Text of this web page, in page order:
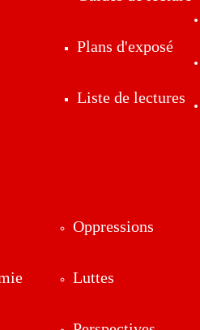
Plans d'exposé
Liste de lectures
Oppressions
Luttes